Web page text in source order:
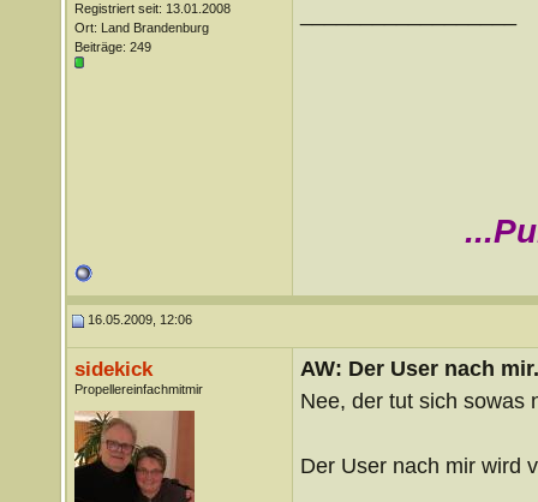
Registriert seit: 13.01.2008
Ort: Land Brandenburg
Beiträge: 249
16.05.2009, 12:06
sidekick
Propellereinfachmitmir
AW: Der User nach
Nee, der tut sich sowas
Der User nach mir wird